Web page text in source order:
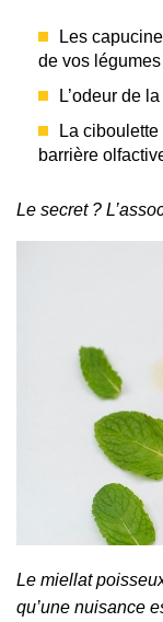
Les
de vos
L’odeur de
La
barrière
Le secret ?
Le miellat
qu’une nuisance